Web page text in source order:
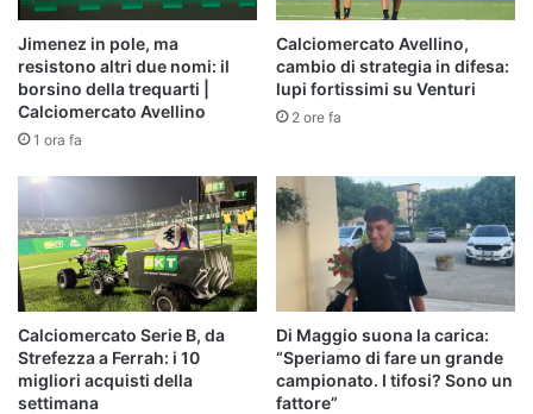
Jimenez in pole, ma
resistono altri due nomi: il
borsino della trequarti |
Calciomercato Avellino
1 ora fa
Calciomercato Avellino,
cambio di strategia in difesa:
lupi fortissimi su Venturi
2 ore fa
Calciomercato Serie B, da
Strefezza a Ferrah: i 10
migliori acquisti della
settimana
Di Maggio suona la carica:
“Speriamo di fare un grande
campionato. I tifosi? Sono un
fattore”